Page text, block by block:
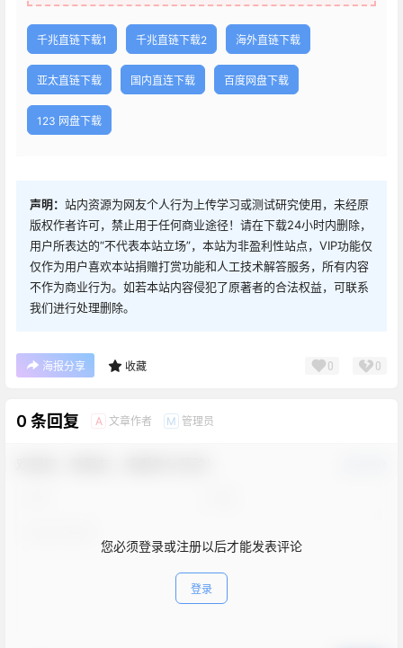
千兆直链下载1 千兆直链下载2 海外直链下载
亚太直链下载 国内直连下载 百度网盘下载
123 网盘下载
声明： 站内资源为网友个人行为上传学习或测试研究使用，未经原
版权作者许可，禁止用于任何商业途径！请在下载24小时内删除，
用户所表达的“不代表本站立场”，本站为非盈利性站点，VIP功能仅
仅作为用户喜欢本站捐赠打赏功能和人工技术解答服务，所有内容
不作为商业行为。如若本站内容侵犯了原著者的合法权益，可联系
我们进行处理删除。
海报分享 收藏 0 0
0 条回复 A 文章作者 M 管理员
您必须登录或注册以后才能发表评论
登录